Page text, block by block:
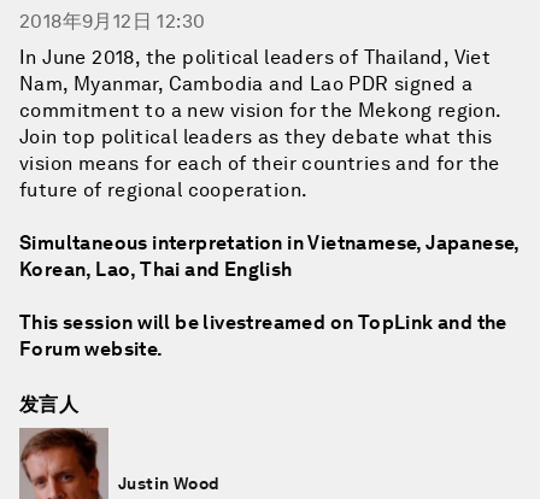
2018年9月12日 12:30
In June 2018, the political leaders of Thailand, Viet
Nam, Myanmar, Cambodia and Lao PDR signed a
commitment to a new vision for the Mekong region.
Join top political leaders as they debate what this
vision means for each of their countries and for the
future of regional cooperation.
Simultaneous interpretation in Vietnamese, Japanese,
Korean, Lao, Thai and English
This session will be livestreamed on TopLink and the
Forum website.
发言人
Justin Wood